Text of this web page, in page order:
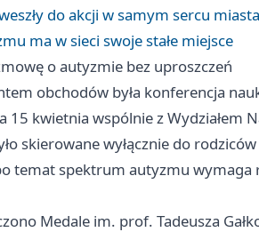
do akcji w samym sercu miasta
ma w sieci swoje stałe miejsce
o autyzmie bez uproszczeń
obchodów była konferencja
15 kwietnia wspólnie z Wydziałem
skierowane wyłącznie do
temat spektrum autyzmu
Medale im. prof. Tadeusza